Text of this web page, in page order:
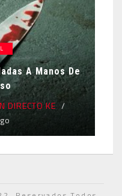
A Manos De
DIRECTO KE